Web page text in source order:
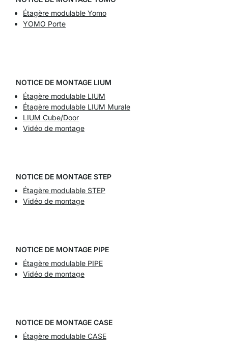
Étagère modulable Yomo
YOMO Porte
NOTICE DE MONTAGE LIUM
Étagère modulable LIUM
Étagère modulable LIUM Murale
LIUM Cube/Door
Vidéo de montage
NOTICE DE MONTAGE STEP
Étagère modulable STEP
Vidéo de montage
NOTICE DE MONTAGE PIPE
Étagère modulable PIPE
Vidéo de montage
NOTICE DE MONTAGE CASE
Étagère modulable CASE